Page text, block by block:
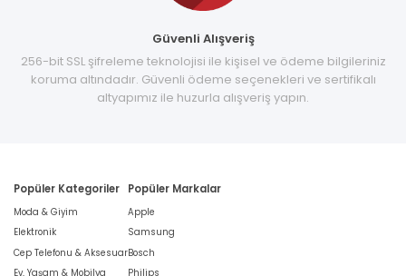
Güvenli Alışveriş
256-bit SSL şifreleme teknolojisi ile kişisel ve ödeme bilgileriniz
koruma altındadır. Güvenli ödeme seçenekleri ve sertifikalı
altyapımız ile huzurla alışveriş yapın.
Popüler Kategoriler
Moda & Giyim
Elektronik
Cep Telefonu & Aksesuar
Ev, Yaşam & Mobilya
Popüler Markalar
Apple
Samsung
Bosch
Philips